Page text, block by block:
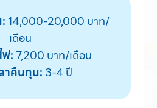
14,000-20,000 บาท/
เดือน
ฟ:7,200 บาท/เดือน
ลาคืนทุน: 3-4 ปี